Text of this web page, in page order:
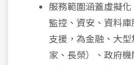
服務範圍涵蓋虛擬
監控、資安、資料
支援，為金融、大
家、長榮）、政府